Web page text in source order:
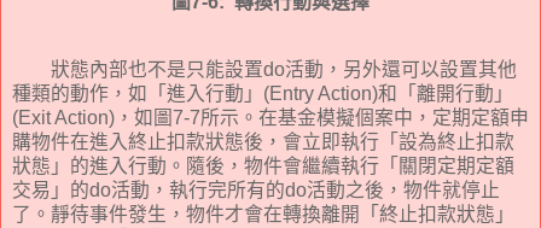
狀態內部也不是只能設置do活動，另外還可以設置其他
種類的動作，如「進入行動」 (Entry Action)和「離開行動」
(Exit Action) ，如圖7-7所示。在基金模擬個案中，定期定額申
購物件在進入終止扣款狀態後，會立即執行「設為終止扣款
狀態」的進入行動。隨後，物件會繼續執行「關閉定期定額
交易」的do活動，執行完所有的do活動之後，物件就停止
了 。靜待事件發生，物件才會在轉換離開「終止扣款狀態」